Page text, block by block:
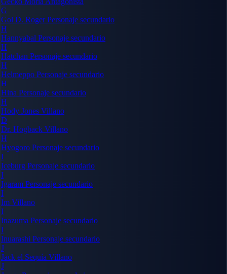
G
Gol D. RogerPersonaje secundario
H
Hannyabal Personaje secundario
H
Hatchan Personaje secundario
H
Helmeppo Personaje secundario
H
Hina Personaje secundario
H
Hody Jones Villano
D
Dr. Hogback Villano
H
Hyogoro Personaje secundario
I
Iceburg Personaje secundario
I
Igaram Personaje secundario
I
Im Villano
I
Inazuma Personaje secundario
I
Inuarashi Personaje secundario
J
Jack el Sequía Villano
J